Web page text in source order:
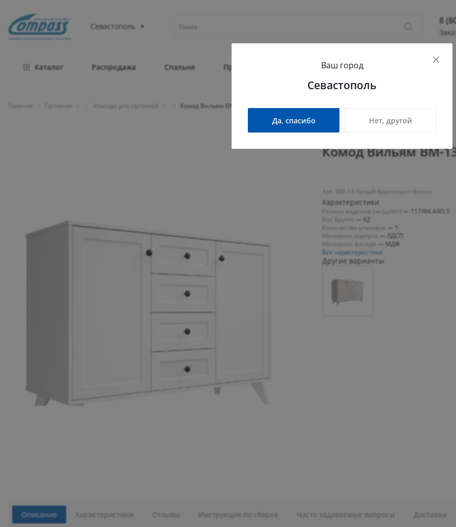
МЕБЕЛЬНАЯ ФАБРИКА
ОФИЦИАЛЬНЫЙ ИНТЕРНЕТ-МАГАЗИН
Севастополь
8
Каталог Распродажа Спальня Прихожая Гостиная Детская
Главная Комоды для гостиной Комод Вильям ВМ-13 белый бриллиант/бланж
Комод Вильям ВМ-
Арт. ВМ-13-белый-бриллиант-бланж
Характеристики
Размер изделия см (ш/в/г) — 117/84.4/45.5
—62
Количество упаковок — 1
Материал корпуса
— ЛДСП
Материал фасада
— МДФ
Все характеристики
Другие варианты
Описание Характеристики Отзывы Инструкция по сборке Часто задаваемые вопросы Доставка
Ваш город
Севастополь
Да, спасибо Нет, другой